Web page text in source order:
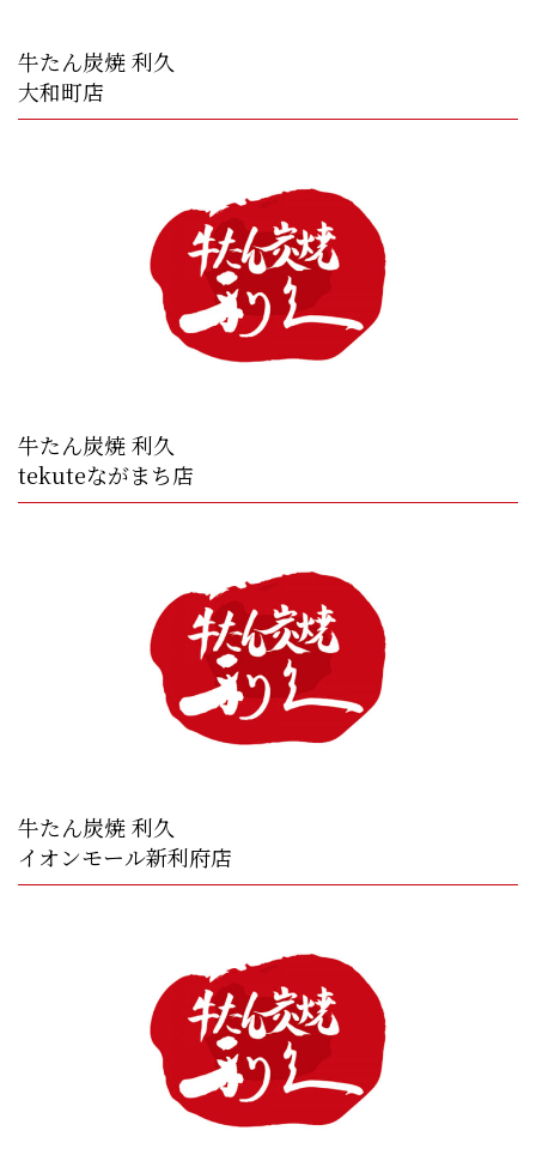
牛たん炭焼 利久
大和町店
牛たん炭焼 利久
tekuteながまち店
牛たん炭焼 利久
イオンモール新利府店